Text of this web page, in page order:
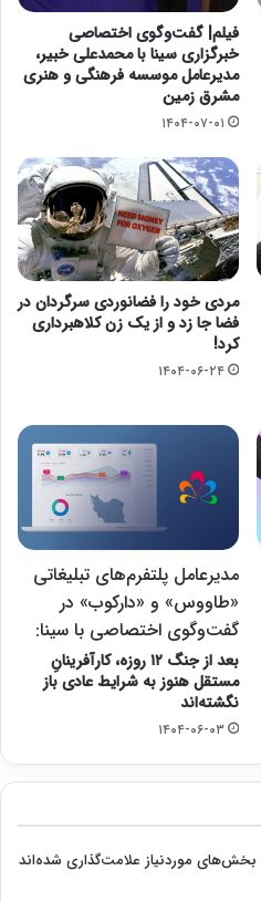
فیلم| گفت‌وگوی اختصاصی
خبرگزاری سینا با محمدعلی خبیر،
مدیرعامل موسسه فرهنگی و هنری
مشرق زمین
۱۴۰۴-۰۷-۰۱
مردی خود را فضانوردی سرگردان در
فضا جا زد و از یک زن کلاهبرداری
کرد!
۱۴۰۴-۰۶-۲۴
مدیرعامل پلتفرم‌های تبلیغاتی
«طاووس» و «دارکوب» در
گفت‌وگوی اختصاصی با سینا:
بعد از جنگ ۱۲ روزه، کارآفرینانِ
مستقل هنوز به شرایط عادی باز
نگشته‌اند
۱۴۰۴-۰۶-۰۳
بخش‌های موردنیاز علامت‌گذاری شده‌اند